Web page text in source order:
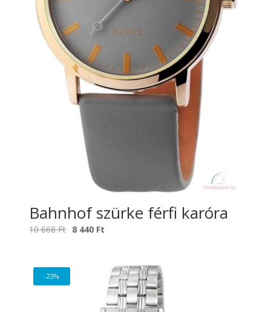
Bahnhof szürke férfi karóra
10 668Ft Original
10
668 Ft.
8 440 Ft
440 Ft.
-23%